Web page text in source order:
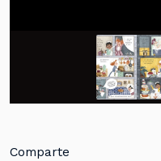
Comparte